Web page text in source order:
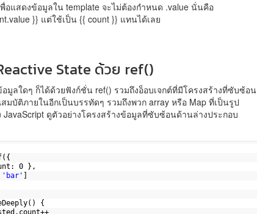
พื่อแสดงข้อมูลใน template จะไม่ต้องกำหนด .value นั่นคือ
}} แต่ใช้เป็น {{ count }} แทนได้เลย
State ด้วย ref()
มูลใดๆ ก็ได้ด้วยฟังก์ชั่น ref() รวมถึงอ็อบเจกต์ที่มีโครงสร้างที่ซับซ้อน
บัติภายในอีกเป็นบรรทัดๆ รวมถึงพวก array หรือ Map ที่เป็นรูป
ดูตัวอย่างโครงสร้างข้อมูลที่ซับซ้อนด้านล่างประกอบ
'vue'
0 },
'bar'
{